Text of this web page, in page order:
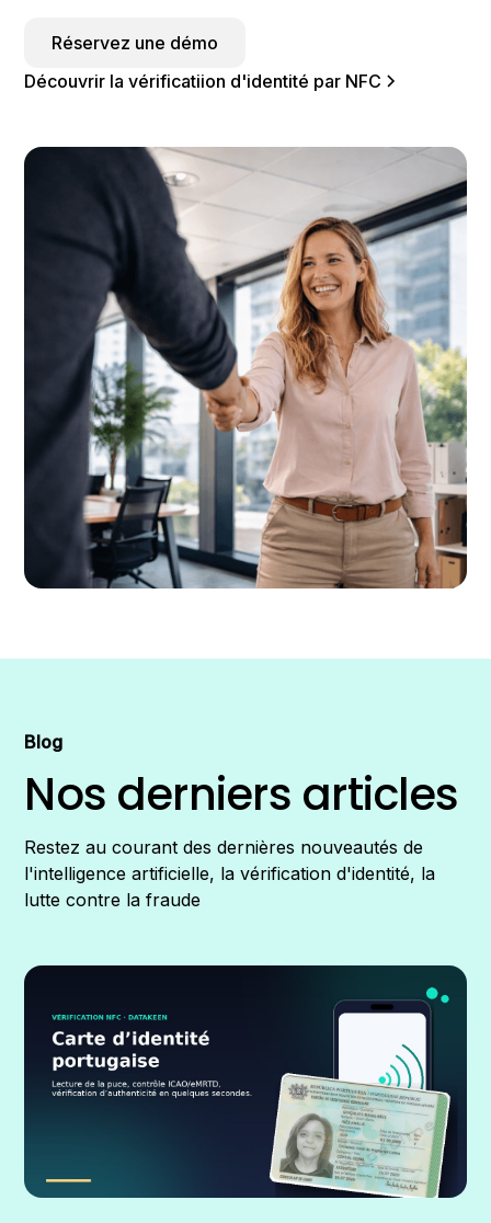
Réservez une démo
Découvrir la vérificatiion d'identité par NFC
Blog
Nos derniers articles
Restez au courant des dernières nouveautés de
l'intelligence artificielle, la vérification d'identité, la
lutte contre la fraude